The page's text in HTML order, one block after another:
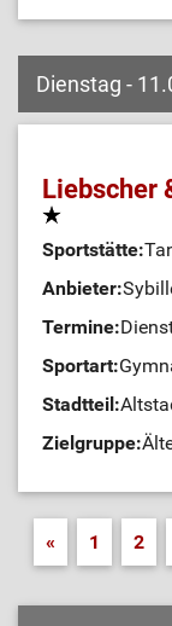
Dienstag -
Liebscher
Sportstätte:
Anbieter:
Termine:
Sportart:
Stadtteil:
Zielgruppe:
« 1 2